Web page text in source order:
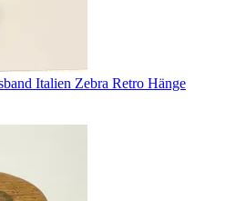
Italien Zebra Retro Hänge